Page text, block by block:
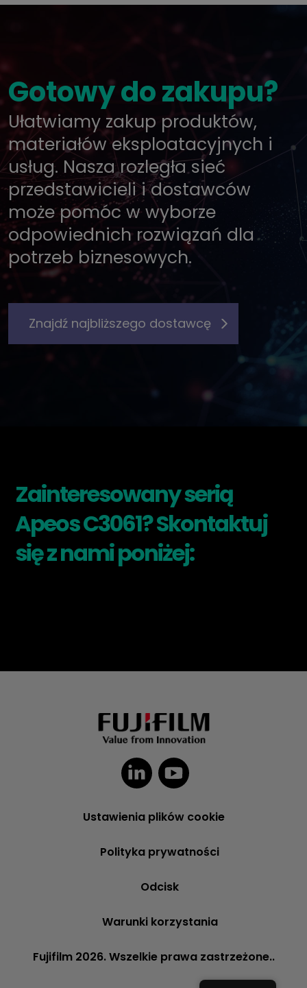
Gotowy do zakupu?
Ułatwiamy zakup produktów,
materiałów eksploatacyjnych i
usług. Nasza rozległa sieć
przedstawicieli i dostawców
może pomóc w wyborze
odpowiednich rozwiązań dla
potrzeb biznesowych.
Znajdź najbliższego dostawcę
Zainteresowany serią
Apeos C3061? Skontaktuj
się z nami poniżej:
Ustawienia plików cookie
Polityka prywatności
Odcisk
Warunki korzystania
Fujifilm 2026. Wszelkie prawa zastrzeżone..